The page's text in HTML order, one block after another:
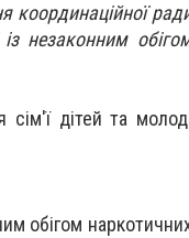
координаційної
незаконним
дітей та
обігом